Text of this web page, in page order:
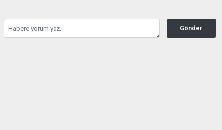
Gönder